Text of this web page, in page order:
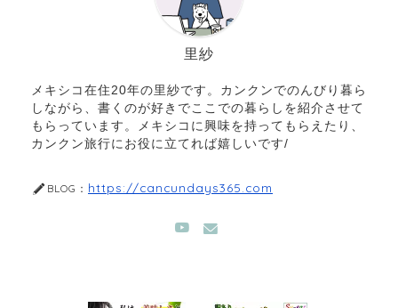
里紗
メキシコ在住20年の里紗です。カンクンでのんびり暮ら
しながら、書くのが好きでここでの暮らしを紹介させて
もらっています。メキシコに興味を持ってもらえたり、
カンクン旅行にお役に立てれば嬉しいです/
BLOG： https://cancundays365.com